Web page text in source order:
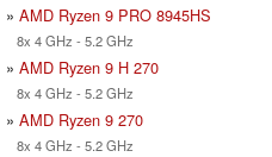
» AMD Ryzen 9 PRO 8945HS
8x 4 GHz - 5.2 GHz
» AMD Ryzen 9 H 270
8x 4 GHz - 5.2 GHz
» AMD Ryzen 9 270
8x 4 GHz - 5.2 GHz